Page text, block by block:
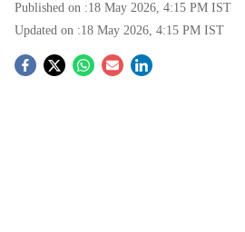
Published on :18 May 2026, 4:15 PM IST
Updated on :18 May 2026, 4:15 PM IST
S